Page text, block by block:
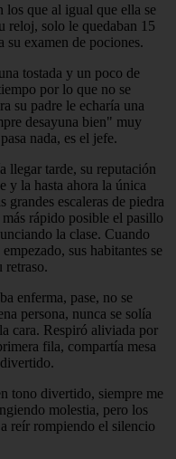
los que al igual que ella se
reloj, solo le quedaban 15
su examen de pociones.
tostada y un poco de
por lo que no se
su padre le echaría una
desayuna bien" muy
nada, es el jefe.
llegar tarde, su reputación
y la hasta ahora la única
grandes escaleras de piedra
rápido posible el pasillo
la clase. Cuando
sus habitantes se
retraso.
enferma, pase, no se
persona, nunca se solía
cara. Respiró aliviada por
fila, compartía mesa
tono divertido, siempre me
molestia, pero los
reír rompiendo el silencio